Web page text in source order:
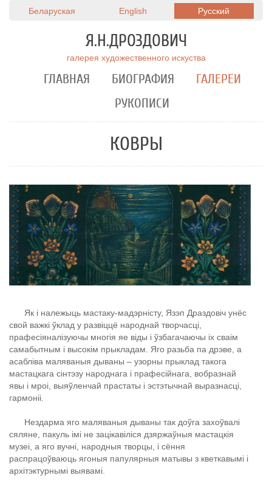
Беларуская English Русский
Я.Н.ДРОЗДОВИЧ
галерея художественного искуства
ГЛАВНАЯ БИОГРАФИЯ
ГАЛЕРЕИ
РУКОПИСИ
КОВРЫ
Як і належыць мастаку-мадэрністу, Язэп Драздовіч унёс
свой важкі ўклад у развіццё народнай творчасці,
прафесіяналізуючы многія яе віды і ўзбагачаючы іх сваім
самабытным і высокім прыкладам. Яго разьба па дрэве, а
асабліва маляваныя дываны – узорны прыклад такога
мастацкага сінтэзу народнага і прафесійнага, вобразнай
явы і мроі, выяўленчай прастаты і эстэтычнай выразнасці,
гармоніі.
Нездарма яго маляваныя дываны так доўга захоўвалі
сяляне, пакуль імі не зацікавіліся дзяржаўныя мастацкія
музеі, а яго вучні, народныя творцы, і сёння
распрацоўваюць ягоныя папулярныя матывы з кветкавымі і
архітэктурнымі выявамі.